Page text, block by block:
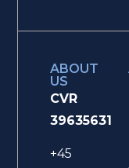
ABOUT
US
CVR
39635631
+45